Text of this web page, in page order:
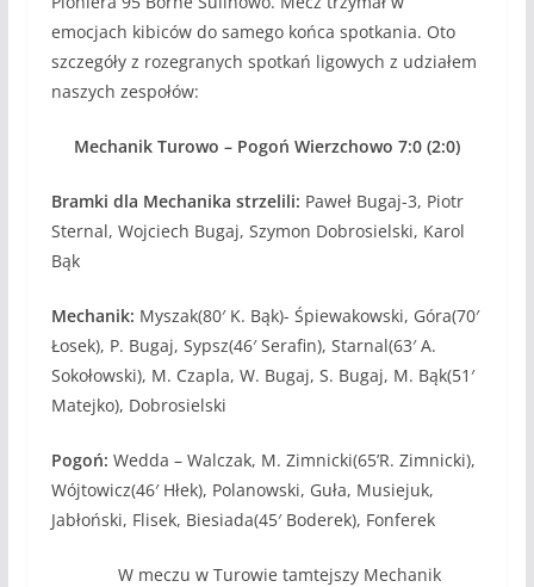
emocjach kibiców do samego końca spotkania. Oto
szczegóły z rozegranych spotkań ligowych z udziałem
naszych zespołów:
Mechanik Turowo – Pogoń Wierzchowo 7:0 (2:0)
Bramki dla Mechanika strzelili: Paweł Bugaj-3, Piotr
Sternal, Wojciech Bugaj, Szymon Dobrosielski, Karol
Bąk
Mechanik: Myszak(80′ K. Bąk)- Śpiewakowski, Góra(70′
Łosek), P. Bugaj, Sypsz(46′ Serafin), Starnal(63′ A.
Sokołowski), M. Czapla, W. Bugaj, S. Bugaj, M. Bąk(51′
Matejko), Dobrosielski
Pogoń: Wedda – Walczak, M. Zimnicki(65’R. Zimnicki),
Wójtowicz(46′ Hłek), Polanowski, Guła, Musiejuk,
Jabłoński, Flisek, Biesiada(45′ Boderek), Fonferek
W meczu w Turowie tamtejszy Mechanik